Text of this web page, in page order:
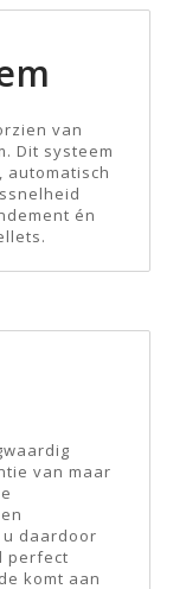
van
Dit systeem
automatisch
én
van maar
daardoor
perfect
komt aan